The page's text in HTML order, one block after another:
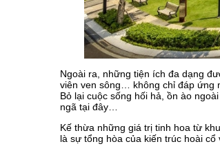
Ngoài ra, những tiện ích đa dạng
viên ven sông… không chỉ đáp ứng
Bỏ lại cuộc sống hối hả, ồn ào
ngã tại đây…
Kế thừa những giá trị tinh hoa từ
là sự tổng hòa của kiến trúc hoài